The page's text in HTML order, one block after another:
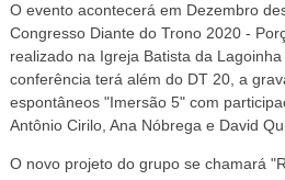
O evento acontecerá em Dezembro
Congresso Diante do Trono 2020 -
realizado na Igreja Batista da
conferência terá além do DT 20, a
espontâneos "Imersão 5" com
Antônio Cirilo, Ana Nóbrega e David
O novo projeto do grupo se chamará